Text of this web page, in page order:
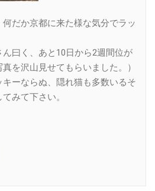
だか京都に来た様な気分でラッ
曰く、あと10日から2週間位が
を沢山見せてもらいました。）
ーならぬ、隠れ猫も多数いるそ
みて下さい。